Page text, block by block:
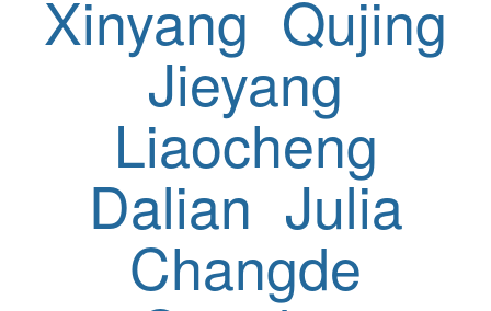
Xinyang Qujing
Jieyang
Liaocheng
Dalian Julia
Changde